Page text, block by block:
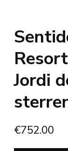
Jordi
€752.00